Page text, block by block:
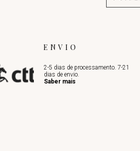
ENVIO
2-5 dias de processamento. 7-21
dias de envio.
Saber mais